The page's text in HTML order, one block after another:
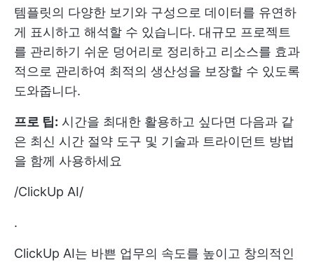
템플릿의 다양한 보기와 구성으로 데이터를 유연하
게 표시하고 해석할 수 있습니다. 대규모 프로젝트
를 관리하기 쉬운 덩어리로 정리하고 리소스를 효과
적으로 관리하여 최적의 생산성을 보장할 수 있도록
도와줍니다.
프로 팁: 시간을 최대한 활용하고 싶다면 다음과 같
은 최신 시간 절약 도구 및 기술과 트라이던트 방법
을 함께 사용하세요
/ClickUp AI/
.
ClickUp AI는 바쁜 업무의 속도를 높이고 창의적인